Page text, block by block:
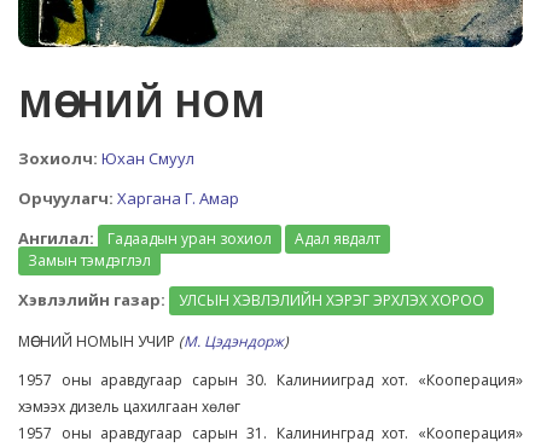
МӨСНИЙ НОМ
Зохиолч: Юхан Смуул
Орчуулагч: Харгана Г. Амар
Ангилал:
Гадаадын уран зохиол
Адал явдалт
Замын тэмдэглэл
Хэвлэлийн газар:
УЛСЫН ХЭВЛЭЛИЙН ХЭРЭГ ЭРХЛЭХ ХОРОО
МӨСНИЙ НОМЫН УЧИР (М. Цэдэндорж)
1957 оны аравдугаар сарын 30. Калинииград хот. «Кооперация»
хэмээх дизель цахилгаан хөлөг
1957 оны аравдугаар сарын 31. Калининград хот. «Кооперация»